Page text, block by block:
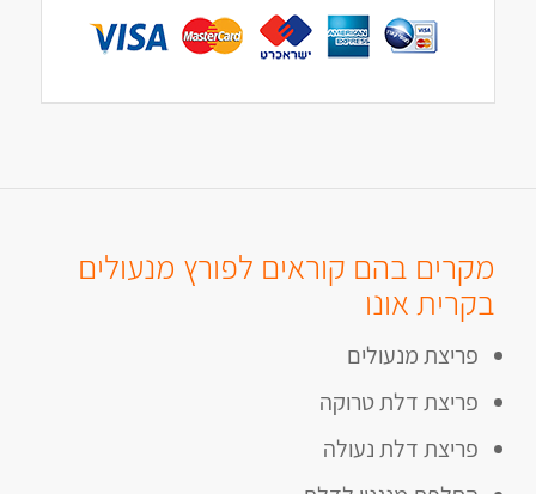
מקרים בהם קוראים לפורץ מנעולים
בקרית אונו
פריצת מנעולים
פריצת דלת טרוקה
פריצת דלת נעולה